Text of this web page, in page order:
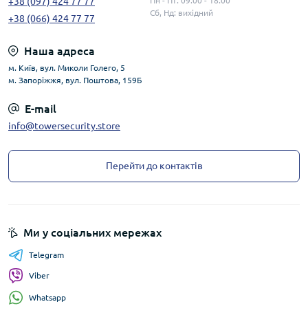
+38 (066) 424 77 77
Сб, Нд: вихідний
Наша адреса
м. Київ, вул. Миколи Голего, 5
м. Запоріжжя, вул. Поштова, 159Б
E-mail
info@towersecurity.store
Перейти до контактів
Ми у соціальних мережах
Telegram
Viber
Whatsapp